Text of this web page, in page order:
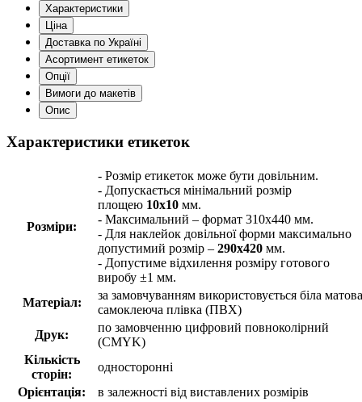
Характеристики
Ціна
Доставка по Україні
Асортимент етикеток
Опції
Вимоги до макетів
Опис
Характеристики етикеток
Розміри:
- Розмір етикеток може бути довільним.
- Допускається мінімальний розмір
площею 10х10 мм.
- Максимальний – формат 310х440 мм.
- Для наклейок довільної форми максимально
допустимий розмір – 290х420 мм.
- Допустиме відхилення розміру готового
виробу ±1 мм.
Матеріал:
за замовчуванням використовується біла матова
самоклеюча плівка (ПВХ)
Друк:
по замовченню цифровий повноколірний
(CMYK)
Кількість
сторін:
односторонні
Орієнтація:
в залежності від виставлених розмірів